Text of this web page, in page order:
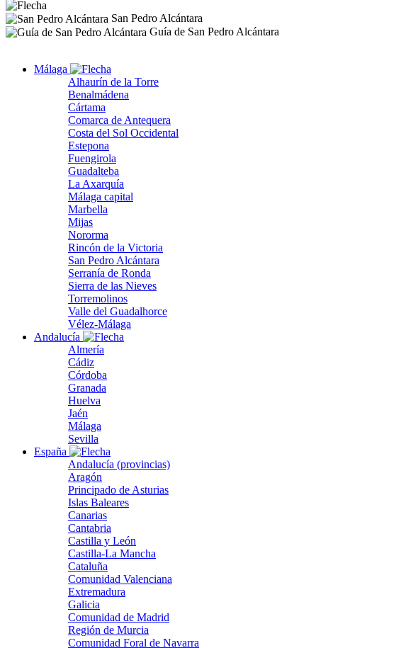
San Pedro Alcántara
Guía de San Pedro Alcántara
Málaga
Alhaurín de la Torre
Benalmádena
Cártama
Comarca de Antequera
Costa del Sol Occidental
Estepona
Fuengirola
Guadalteba
La Axarquía
Málaga capital
Marbella
Mijas
Nororma
Rincón de la Victoria
San Pedro Alcántara
Serranía de Ronda
Sierra de las Nieves
Torremolinos
Valle del Guadalhorce
Vélez-Málaga
Andalucía
Almería
Cádiz
Córdoba
Granada
Huelva
Jaén
Málaga
Sevilla
España
Andalucía (provincias)
Aragón
Principado de Asturias
Islas Baleares
Canarias
Cantabria
Castilla y León
Castilla-La Mancha
Cataluña
Comunidad Valenciana
Extremadura
Galicia
Comunidad de Madrid
Región de Murcia
Comunidad Foral de Navarra